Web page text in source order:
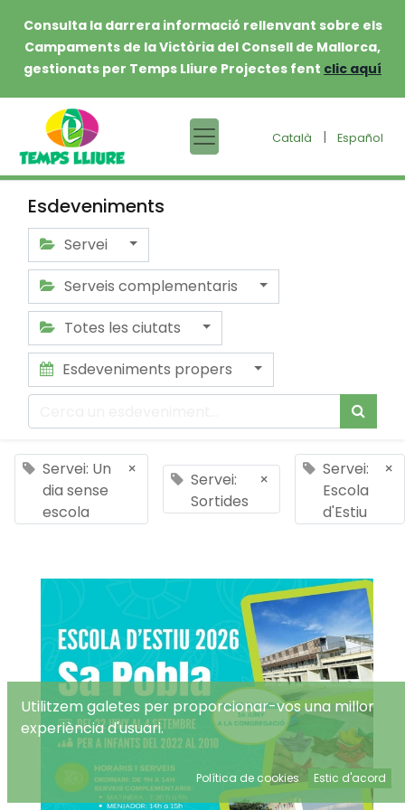
Consulta la darrera informació rellenvant sobre els
Campaments de la Victòria del Consell de Mallorca,
gestionats per Temps Lliure Projectes fent clic aquí
Català | Español
Esdeveniments
Servei
Serveis complementaris
Totes les ciutats
Esdeveniments propers
Servei: Un
dia sense
escola
×
Servei:
Sortides
×
Servei:
Escola
d'Estiu
×
Utilitzem galetes per proporcionar-vos una millor
experiència d'usuari.
Política de cookies Estic d'acord